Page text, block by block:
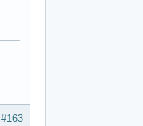
#163